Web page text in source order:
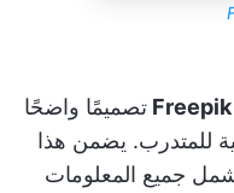
تصميمًا واضحًا
للمتدرب. يضمن هذا
جميع المعلومات